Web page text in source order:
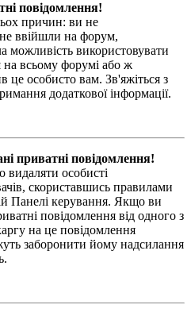
повідомлення!
причин: ви не
не ввійшли на форум,
можливість використовувати
на всьому форумі або ж
це особисто вам. Зв'яжіться з
додаткової інформації.
приватні повідомлення!
особисті
скориставшись правилами
Панелі керування. Якщо ви
повідомлення від одного з
на це повідомлення
заборонити йому надсилання